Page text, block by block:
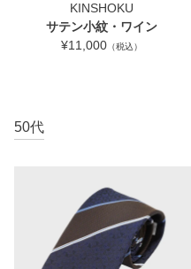
KINSHOKU
サテン小紋・ワイン
¥11,000 （税込）
50代